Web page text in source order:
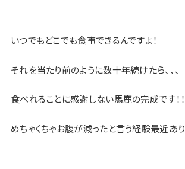
いつでもどこでも食事できるんですよ！
それを当たり前のように数十年続けたら、、、
食べれることに感謝しない馬鹿の完成です！！
めちゃくちゃお腹が減ったと言う経験最近あ